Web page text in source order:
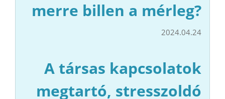
merre billen a mérleg?
2024.04.24
A társas kapcsolatok
megtartó, stresszoldó